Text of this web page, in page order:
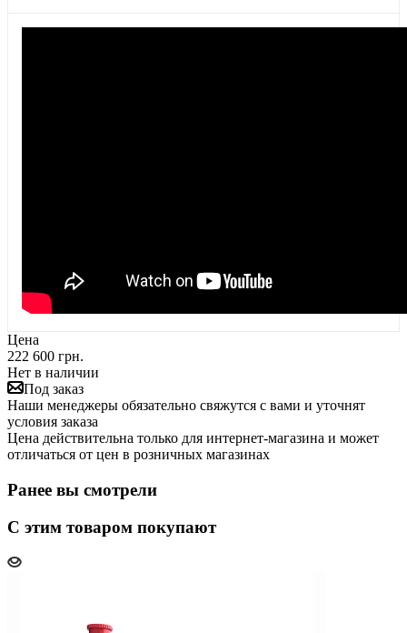
Цена
222 600 грн.
Нет в наличии
Под заказ
Наши менеджеры обязательно свяжутся с вами и уточнят
условия заказа
Цена действительна только для интернет-магазина и может
отличаться от цен в розничных магазинах
Ранее вы смотрели
С этим товаром покупают